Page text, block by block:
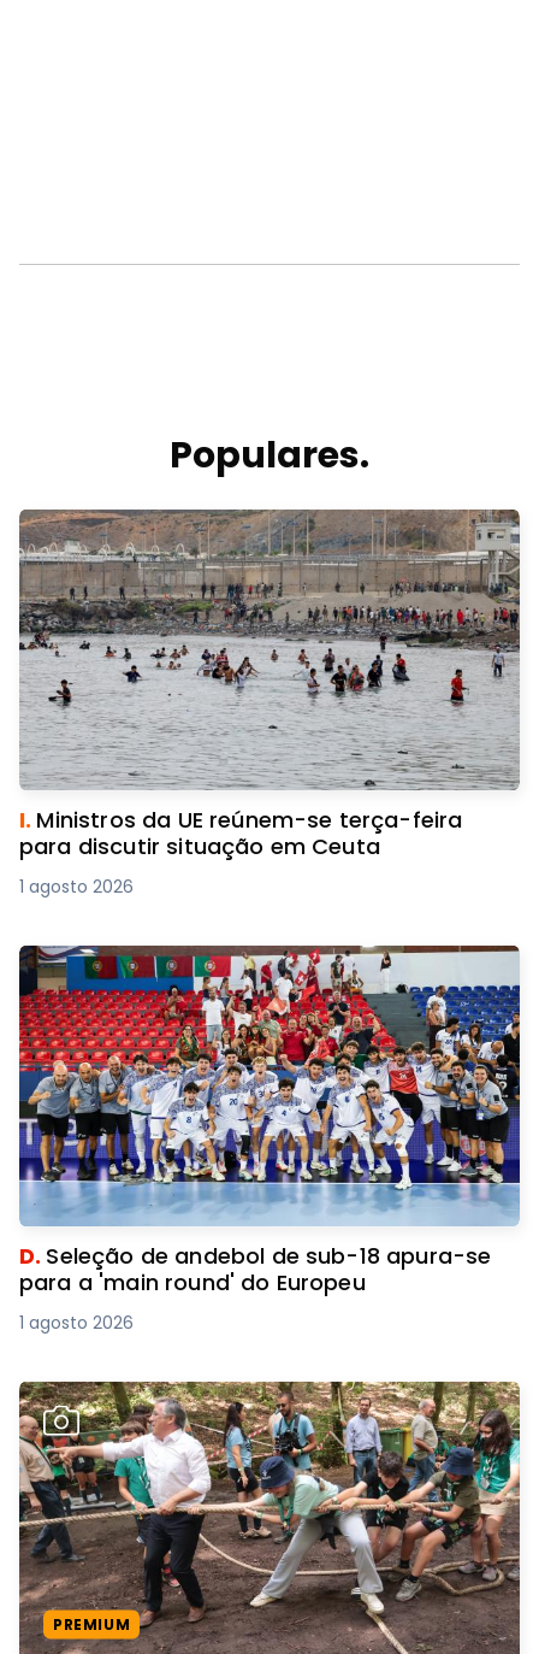
Populares.
I. Ministros da UE reúnem-se terça-feira
para discutir situação em Ceuta
1 agosto 2026
D. Seleção de andebol de sub-18 apura-se
para a 'main round' do Europeu
1 agosto 2026
PREMIUM